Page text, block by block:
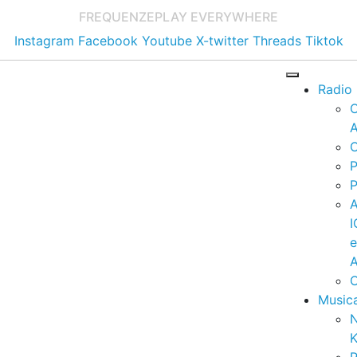
FREQUENZEPLAY EVERYWHERE
Instagram Facebook Youtube X-twitter Threads Tiktok
Radio
e